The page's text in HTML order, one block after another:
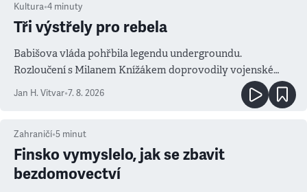
Kultura•4 minuty
Tři výstřely pro rebela
Babišova vláda pohřbila legendu undergroundu.
Rozloučení s Milanem Knížákem doprovodily vojenské
Jan H. Vitvar•7. 8. 2026
Zahraničí•5 minut
Finsko vymyslelo, jak se zbavit
bezdomovectví